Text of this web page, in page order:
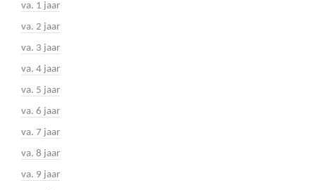
va. 1 jaar
va. 2 jaar
va. 3 jaar
va. 4 jaar
va. 5 jaar
va. 6 jaar
va. 7 jaar
va. 8 jaar
va. 9 jaar